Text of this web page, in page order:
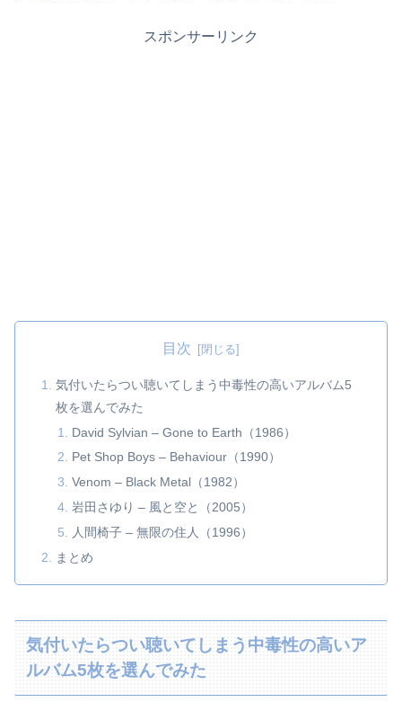
スポンサーリンク
目次
気付いたらつい聴いてしまう中毒性の高いアルバム5
枚を選んでみた
David Sylvian – Gone to Earth（1986）
Pet Shop Boys – Behaviour（1990）
Venom – Black Metal（1982）
岩田さゆり – 風と空と（2005）
人間椅子 – 無限の住人（1996）
まとめ
気付いたらつい聴いてしまう中毒性の高いア
ルバム5枚を選んでみた